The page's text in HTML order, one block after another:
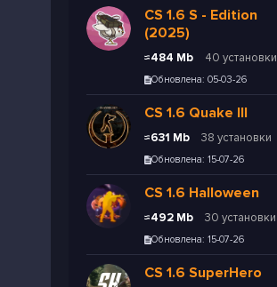
CS 1.6 S - Edition
(2025)
≈484 Mb 40 установки
Обновлена: 05-03-26
CS 1.6 Quake III
≈631 Mb 38 установки
Обновлена: 15-07-26
CS 1.6 Halloween
≈492 Mb 30 установки
Обновлена: 15-07-26
CS 1.6 SuperHero